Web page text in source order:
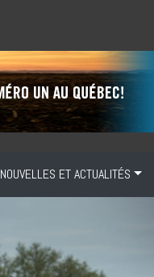
NOUVELLES ET ACTUALITÉS